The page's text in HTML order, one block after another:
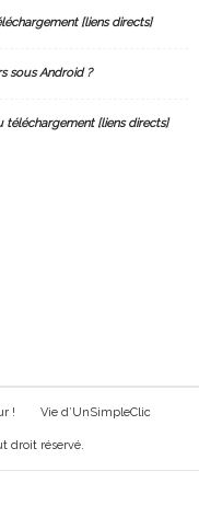
[liens directs]
sous Android ?
téléchargement [liens directs]
! Vie d’UnSimpleClic
droit réservé.